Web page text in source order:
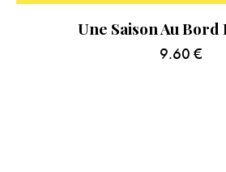
Une Saison Au Bord
9.60 €